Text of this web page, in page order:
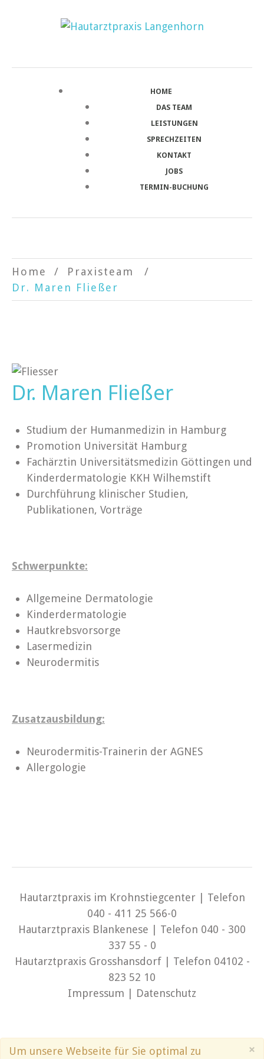
HOME
DAS TEAM
LEISTUNGEN
SPRECHZEITEN
KONTAKT
JOBS
TERMIN-BUCHUNG
Home
Praxisteam
Dr. Maren Fließer
Dr. Maren Fließer
Studium der Humanmedizin in Hamburg
Promotion Universität Hamburg
Fachärztin Universitätsmedizin Göttingen und
Kinderdermatologie KKH Wilhemstift
Durchführung klinischer Studien,
Publikationen, Vorträge
Schwerpunkte:
Allgemeine Dermatologie
Kinderdermatologie
Hautkrebsvorsorge
Lasermedizin
Neurodermitis
Zusatzausbildung:
Neurodermitis-Trainerin der AGNES
Allergologie
Hautarztpraxis im Krohnstiegcenter | Telefon
040 - 411 25 566-0
Hautarztpraxis Blankenese | Telefon 040 - 300
337 55 - 0
Hautarztpraxis Grosshansdorf | Telefon 04102 -
823 52 10
Impressum
Datenschutz
×
Um unsere Webseite für Sie optimal zu